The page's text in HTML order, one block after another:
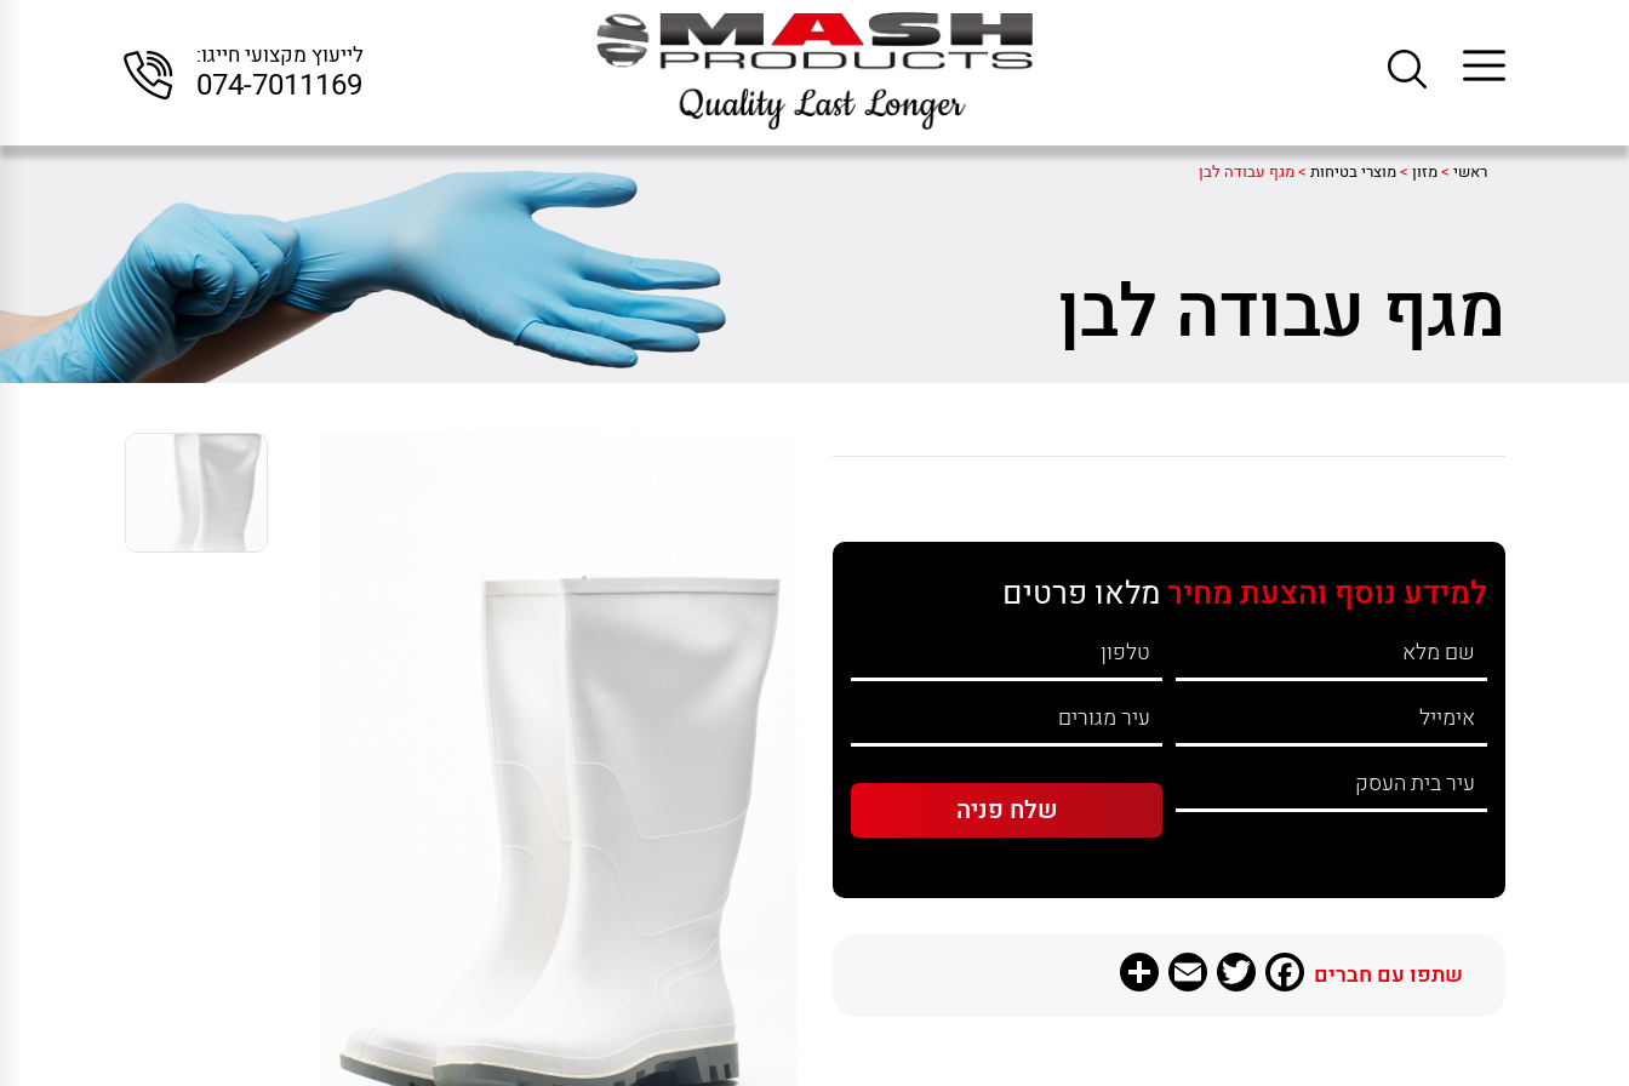
לייעוץ מקצועי חייגו:
074-7011169
ראשי >מזון >מוצרי בטיחות >מגף עבודה לבן
מגף עבודה לבן
למידע נוסף והצעת מחירמלאו פרטים
שתפו עם חברים Facebook
Twitter
Email